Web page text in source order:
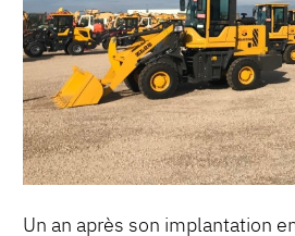
Un an après son implantation